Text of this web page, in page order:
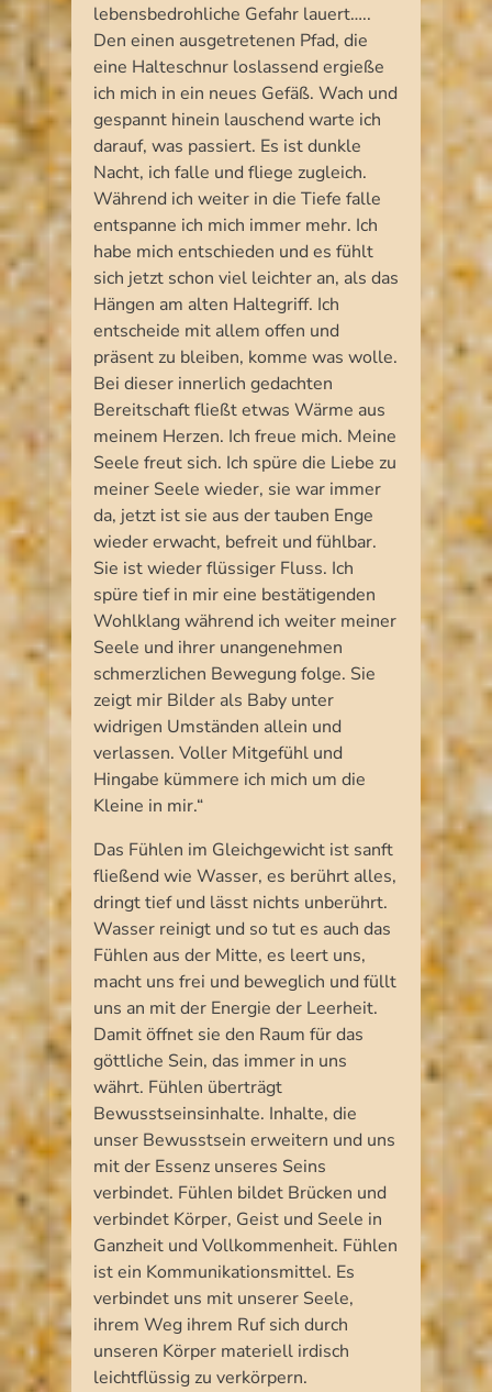
lebensbedrohliche Gefahr lauert…..
Den einen ausgetretenen Pfad, die
eine Halteschnur loslassend ergieße
ich mich in ein neues Gefäß. Wach und
gespannt hinein lauschend warte ich
darauf, was passiert. Es ist dunkle
Nacht, ich falle und fliege zugleich.
Während ich weiter in die Tiefe falle
entspanne ich mich immer mehr. Ich
habe mich entschieden und es fühlt
sich jetzt schon viel leichter an, als das
Hängen am alten Haltegriff. Ich
entscheide mit allem offen und
präsent zu bleiben, komme was wolle.
Bei dieser innerlich gedachten
Bereitschaft fließt etwas Wärme aus
meinem Herzen. Ich freue mich. Meine
Seele freut sich. Ich spüre die Liebe zu
meiner Seele wieder, sie war immer
da, jetzt ist sie aus der tauben Enge
wieder erwacht, befreit und fühlbar.
Sie ist wieder flüssiger Fluss. Ich
spüre tief in mir eine bestätigenden
Wohlklang während ich weiter meiner
Seele und ihrer unangenehmen
schmerzlichen Bewegung folge. Sie
zeigt mir Bilder als Baby unter
widrigen Umständen allein und
verlassen. Voller Mitgefühl und
Hingabe kümmere ich mich um die
Kleine in mir.“
Das Fühlen im Gleichgewicht ist sanft
fließend wie Wasser, es berührt alles,
dringt tief und lässt nichts unberührt.
Wasser reinigt und so tut es auch das
Fühlen aus der Mitte, es leert uns,
macht uns frei und beweglich und füllt
uns an mit der Energie der Leerheit.
Damit öffnet sie den Raum für das
göttliche Sein, das immer in uns
währt. Fühlen überträgt
Bewusstseinsinhalte. Inhalte, die
unser Bewusstsein erweitern und uns
mit der Essenz unseres Seins
verbindet. Fühlen bildet Brücken und
verbindet Körper, Geist und Seele in
Ganzheit und Vollkommenheit. Fühlen
ist ein Kommunikationsmittel. Es
verbindet uns mit unserer Seele,
ihrem Weg ihrem Ruf sich durch
unseren Körper materiell irdisch
leichtflüssig zu verkörpern.